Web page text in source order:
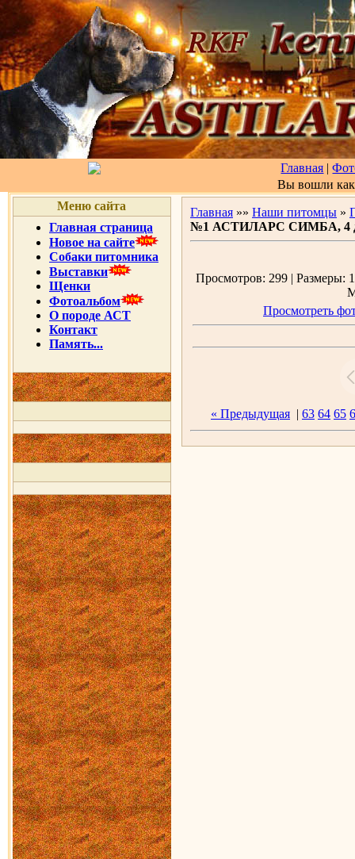
Главная |
Вы вошли
Меню сайта
Главная страница
Новое на сайте
Собаки питомника
Выставки
Щенки
Фотоальбом
О породе АСТ
Контакт
Память...
Главная »» Наши питомцы »
№1 АСТИЛАРС СИМБА, 4
Просмотров: 299 | Размеры:
Просмотреть
« Предыдущая | 63 64 65